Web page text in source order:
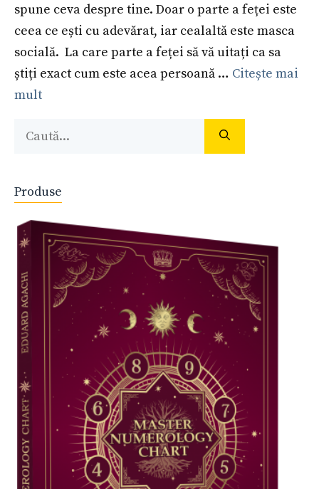
spune ceva despre tine. Doar o parte a feței este
ceea ce ești cu adevărat, iar cealaltă este masca
socială. La care parte a feței să vă uitați ca sa
știți exact cum este acea persoană … Citește mai
mult
Caută
Produse